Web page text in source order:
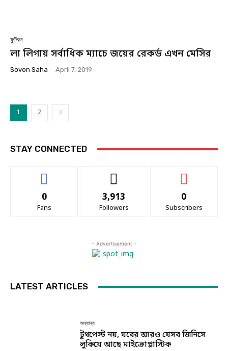
ফুটবল
লা লিগায় সর্বাধিক ম্যাচে জয়ের রেকর্ড এখন মেসির
Sovon Saha - April 7, 2019
1 2
STAY CONNECTED
0
Fans
3,913
Followers
0
Subscribers
- Advertisement -
LATEST ARTICLES
অন্যান্য
টুথপেস্ট নয়, ঘরের আরও যেসব জিনিসে
লুকিয়ে আছে মাইক্রোপ্লাস্টিক